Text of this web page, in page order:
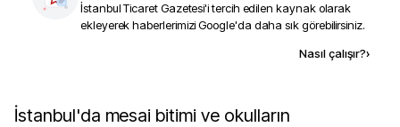
İstanbul Ticaret Gazetesi'i tercih edilen kaynak olarak
ekleyerek haberlerimizi Google'da daha sık görebilirsiniz.
Nasıl çalışır?›
İstanbul'da mesai bitimi ve okulların